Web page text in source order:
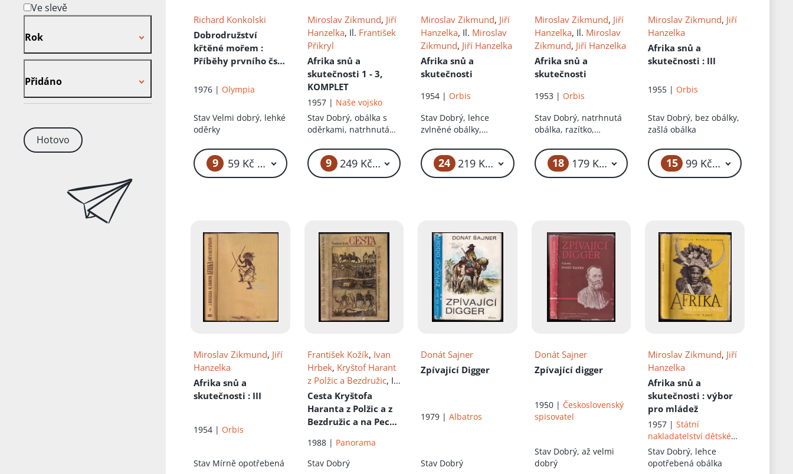
Ve slevě
Rok
Přidáno
Hotovo
Richard Konkolski
Dobrodružství
křtěné mořem :
Příběhy prvního čs.
mořeplavce
1976 |Olympia
StavVelmi dobrý, lehké
oděrky
9 59 Kč – 69 Kč
Miroslav Zikmund, Jiří
Hanzelka, Il. František
Přikryl
Afrika snů a
skutečnosti 1 - 3,
KOMPLET
1957 | Naše vojsko
Stav Dobrý, obálka s
oděrkami, natrhnutá
9 249 Kč – 3 999 Kč
Miroslav Zikmund, Jiří
Hanzelka, Il. Miroslav
Zikmund, Jiří Hanzelka
Afrika snů a
skutečnosti
1954 |Orbis
Stav Dobrý, lehce
zvlněné obálky,
24 219 Kč – 4 499 Kč
Miroslav Zikmund, Jiří
Hanzelka, Il. Miroslav
Zikmund, Jiří Hanzelka
Afrika snů a
skutečnosti
1953 | Orbis
Stav Dobrý, natrhnutá
obálka, razítko,
18 179 Kč – 4 999 Kč
Miroslav Zikmund, Jiří
Hanzelka
Afrika snů a
skutečnosti : III
1955 |Orbis
Stav Dobrý, bez obálky,
zašlá obálka
15 99 Kč – 4 999 Kč
Miroslav Zikmund, Jiří
Hanzelka
Afrika snů a
skutečnosti : III
1954 |Orbis
Stav Mírně opotřebená
František Kožík, Ivan
Hrbek, Kryštof Harant
z Polžic a Bezdružic, Il.
Jiří Běhounek,Zdenka
Kabátová-Táborská,
Zdena Kabátová-
Cesta Kryštofa
Haranta z Polžic a z
Bezdružic a na Pecce
do Benátek, odtud
do země Svaté, země
1988 | Panorama
Stav Dobrý
Donát Sajner
Zpívající Digger
1979 |Albatros
Stav Dobrý
Donát Sajner
Zpívající digger
1950 | Československý
spisovatel
Stav Dobrý, až velmi
dobrý
Miroslav Zikmund, Jiří
Hanzelka
Afrika snů a
skutečnosti : výbor
pro mládež
1957 |Státní
nakladatelství dětské
knihy
Stav Dobrý, lehce
opotřebená obálka